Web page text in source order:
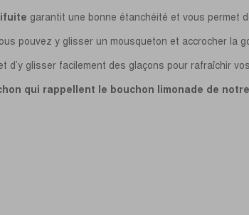
garantit une bonne étanchéité et vous permet
pouvez y glisser un mousqueton et accrocher la
d’y glisser facilement des glaçons pour rafraîchir
qui rappellent le bouchon limonade de